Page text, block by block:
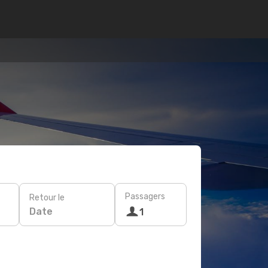
Retour le
Date
Passagers
1